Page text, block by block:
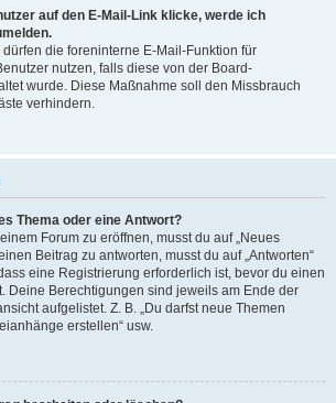
auf den E-Mail-Link klicke, werde ich
die foreninterne E-Mail-Funktion für
nutzen, falls diese von der Board-
wurde. Diese Maßnahme soll den Missbrauch
verhindern.
Thema oder eine Antwort?
Forum zu eröffnen, musst du auf „Neues
Beitrag zu antworten, musst du auf „Antworten“
eine Registrierung erforderlich ist, bevor du einen
Deine Berechtigungen sind jeweils am Ende der
aufgelistet. Z. B. „Du darfst neue Themen
erstellen“ usw.